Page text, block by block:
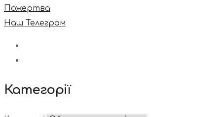
Пожертва
Наш Телеграм
Категорії